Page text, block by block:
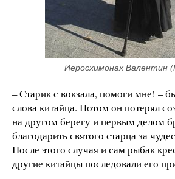
Иеросхимонах Валентин
– Старик с вокзала, помоги мне! –
слова китайца. Потом он потерял
на другом берегу и первым делом
благодарить святого старца за
После этого случая и сам рыбак
другие китайцы последовали его